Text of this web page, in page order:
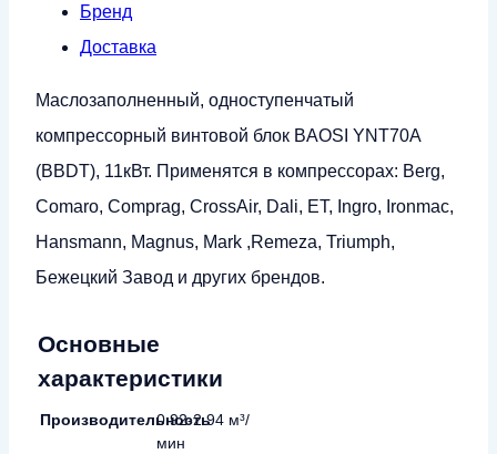
Бренд
Доставка
Маслозаполненный, одноступенчатый
компрессорный винтовой блок BAOSI YNT70A
(BBDT), 11кВт. Применятся в компрессорах: Berg,
Comaro, Comprag, CrossAir, Dali, ET, Ingro, Ironmac,
Hansmann, Magnus, Mark ,Remeza, Triumph,
Бежецкий Завод и других брендов.
Основные
характеристики
Производительность
0.92-2.94 м³/
мин